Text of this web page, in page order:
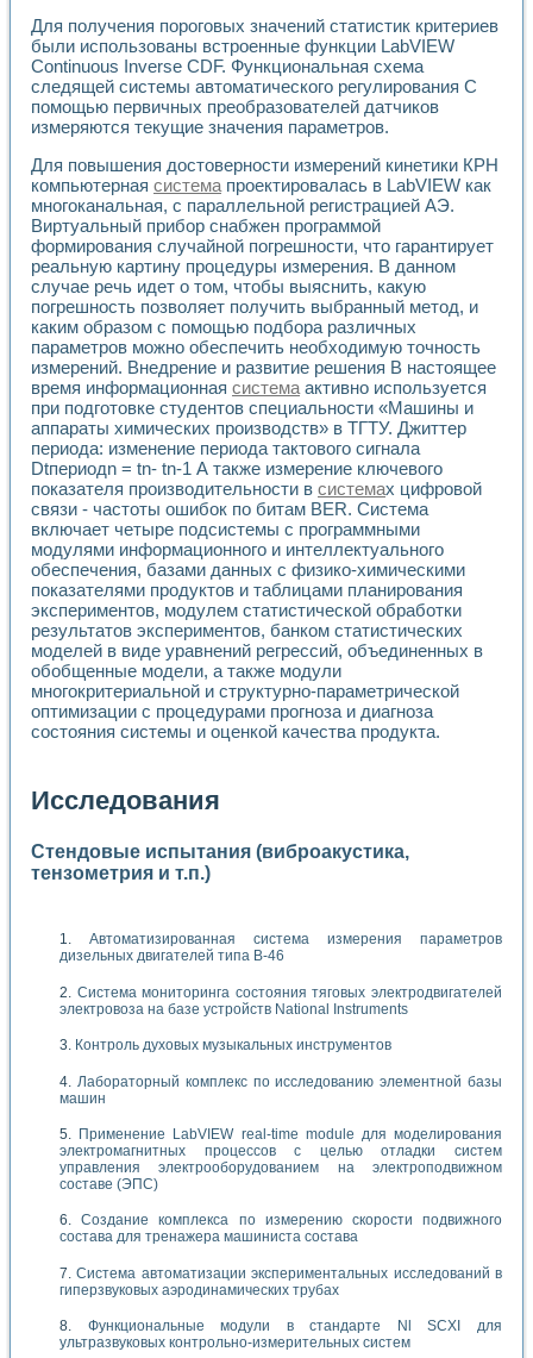
Для получения пороговых значений статистик критериев
были использованы встроенные функции LabVIEW
Continuous Inverse CDF. Функциональная схема
следящей системы автоматического регулирования С
помощью первичных преобразователей датчиков
измеряются текущие значения параметров.
Для повышения достоверности измерений кинетики КРН
компьютерная системапроектировалась в LabVIEW как
многоканальная, с параллельной регистрацией АЭ.
Виртуальный прибор снабжен программой
формирования случайной погрешности, что гарантирует
реальную картину процедуры измерения. В данном
случае речь идет о том, чтобы выяснить, какую
погрешность позволяет получить выбранный метод, и
каким образом с помощью подбора различных
параметров можно обеспечить необходимую точность
измерений. Внедрение и развитие решения В настоящее
время информационная системаактивно используется
при подготовке студентов специальности «Машины и
аппараты химических производств» в ТГТУ. Джиттер
периода: изменение периода тактового сигнала
Dtпериодn = tn- tn-1 А также измерение ключевого
показателя производительности в системах цифровой
связи - частоты ошибок по битам BER. Система
включает четыре подсистемы с программными
модулями информационного и интеллектуального
обеспечения, базами данных с физико-химическими
показателями продуктов и таблицами планирования
экспериментов, модулем статистической обработки
результатов экспериментов, банком статистических
моделей в виде уравнений регрессий, объединенных в
обобщенные модели, а также модули
многокритериальной и структурно-параметрической
оптимизации с процедурами прогноза и диагноза
состояния системы и оценкой качества продукта.
Исследования
Стендовые испытания (виброакустика,
тензометрия и т.п.)
Автоматизированная система измерения параметров
дизельных двигателей типа В-46
Система мониторинга состояния тяговых электродвигателей
электровоза на базе устройств National Instruments
Контроль духовых музыкальных инструментов
Лабораторный комплекс по исследованию элементной базы
машин
Применение LabVIEW real-time module для моделирования
электромагнитных процессов с целью отладки систем
управления электрооборудованием на электроподвижном
составе (ЭПС)
Создание комплекса по измерению скорости подвижного
состава для тренажера машиниста состава
Система автоматизации экспериментальных исследований в
гиперзвуковых аэродинамических трубах
Функциональные модули в стандарте Nl SCXI для
ультразвуковых контрольно-измерительных систем